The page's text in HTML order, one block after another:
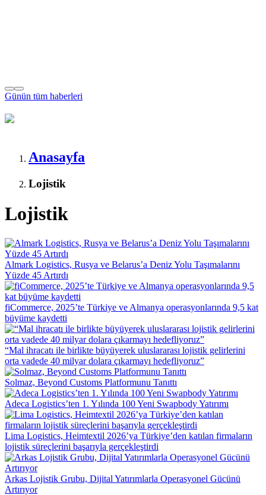
Günün tüm haberleri
Anasayfa
Lojistik
Lojistik
Almark Logistics, Rusya ve Belarus’a Deniz Yolu Taşımalarını
Yüzde 45 Artırdı
fiCommerce, 2025’te Türkiye ve Almanya operasyonlarında 9,5 kat
büyüme kaydetti
“Mal ihracatı ile birlikte büyüyerek uluslararası lojistik gelirlerini
orta vadede 40 milyar dolara çıkarmayı hedefliyoruz”
Solmaz, Beyond Customs Platformunu Tanıttı
Adeca Logistics’ten 1. Yılında 100 Yeni Swapbody Yatırımı
Lima Logistics, Heimtextil 2026’ya Türkiye’den katılan firmaların
lojistik süreçlerini başarıyla gerçekleştirdi
Arkas Lojistik Grubu, Dijital Yatırımlarla Operasyonel Gücünü
Artırıyor